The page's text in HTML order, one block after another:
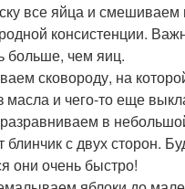
все яйца и смешиваем
консистенции.
больше, чем яиц.
сковороду, на
масла и чего-то еще
в
с двух сторон.
они очень быстро!